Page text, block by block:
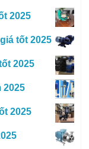
2025
tốt 2025
2025
2025
2025